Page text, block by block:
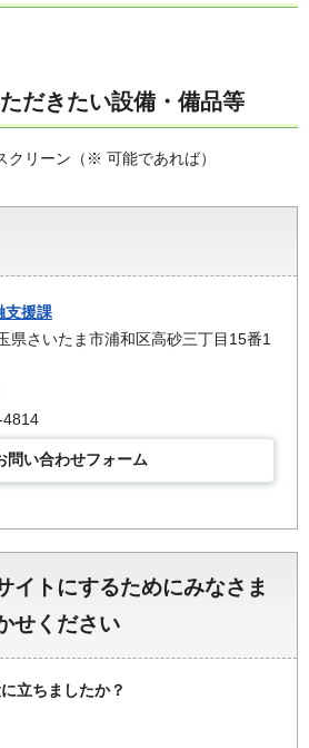
だきたい設備・備品等
クリーン（※ 可能であれば）
支援課
県さいたま市浦和区高砂三丁目15番1
4814
問い合わせフォーム
イトにするためにみなさま
せください
立ちましたか？